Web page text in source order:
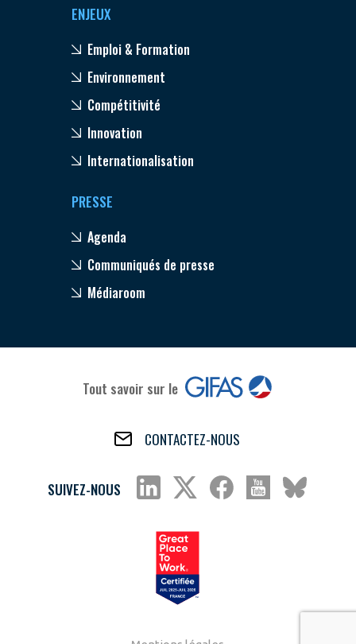
ENJEUX
Emploi & Formation
Environnement
Compétitivité
Innovation
Internationalisation
PRESSE
Agenda
Communiqués de presse
Médiaroom
Tout savoir sur le
CONTACTEZ-NOUS
SUIVEZ-NOUS